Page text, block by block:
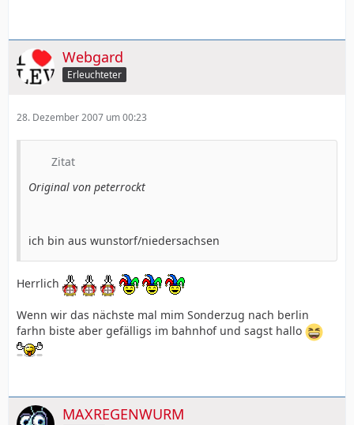
Webgard
Erleuchteter
28. Dezember 2007 um 00:23
Zitat
Original von peterrockt
ich bin aus wunstorf/niedersachsen
Herrlich
Wenn wir das nächste mal mim Sonderzug nach berlin
farhn biste aber gefälligs im bahnhof und sagst hallo
MAXREGENWURM